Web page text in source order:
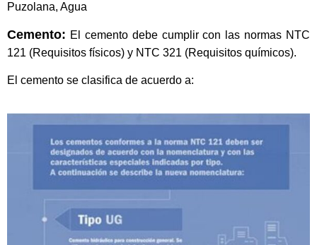
Puzolana, Agua
Cemento: El cemento debe cumplir con las normas NTC
121 (Requisitos físicos) y NTC 321 (Requisitos químicos).
El cemento se clasifica de acuerdo a: